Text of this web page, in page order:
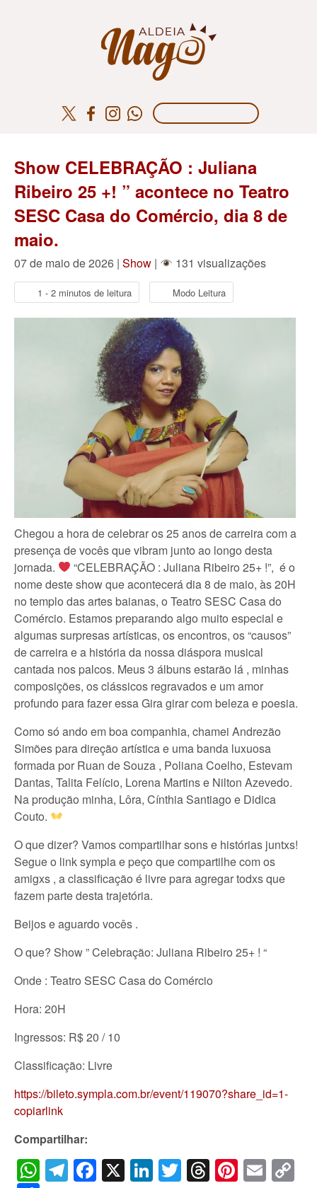
Show CELEBRAÇÃO : Juliana
Ribeiro 25 +! ” acontece no Teatro
SESC Casa do Comércio, dia 8 de
maio.
07 de maio de 2026 | Show | 131 visualizações
1 - 2 minutos de leitura Modo Leitura
Chegou a hora de celebrar os 25 anos de carreira com a
presença de vocês que vibram junto ao longo desta
jornada.
“CELEBRAÇÃO : Juliana Ribeiro 25+ !”, é o
nome deste show que acontecerá dia 8 de maio, às 20H
no templo das artes baianas, o Teatro SESC Casa do
Comércio. Estamos preparando algo muito especial e
algumas surpresas artísticas, os encontros, os “causos”
de carreira e a história da nossa diáspora musical
cantada nos palcos. Meus 3 álbuns estarão lá , minhas
composições, os clássicos regravados e um amor
profundo para fazer essa Gira girar com beleza e poesia.
Como só ando em boa companhia, chamei Andrezão
Simões para direção artística e uma banda luxuosa
formada por Ruan de Souza , Poliana Coelho, Estevam
Dantas, Talita Felício, Lorena Martins e Nilton Azevedo.
Na produção minha, Lôra, Cínthia Santiago e Didica
Couto.
O que dizer? Vamos compartilhar sons e histórias juntxs!
Segue o link sympla e peço que compartilhe com os
amigxs , a classificação é livre para agregar todxs que
fazem parte desta trajetória.
Beijos e aguardo vocês .
O que? Show ” Celebração: Juliana Ribeiro 25+ ! “
Onde : Teatro SESC Casa do Comércio
Hora: 20H
Ingressos: R$ 20 / 10
Classificação: Livre
https://bileto.sympla.com.br/event/119070?share_id=1-
copiarlink
Compartilhar:
WhatsApp
Telegram
Facebook
X LinkedIn
Twitter
Threads